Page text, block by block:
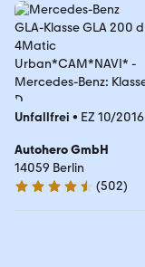
Unfallfrei • EZ 10/2016
Autohero GmbH
14059 Berlin
4.5 Sterne
(502)